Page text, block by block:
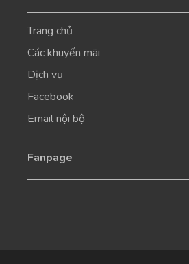
Trang chủ
Các khuyến mãi
Dịch vụ
Facebook
Email nội bộ
Fanpage